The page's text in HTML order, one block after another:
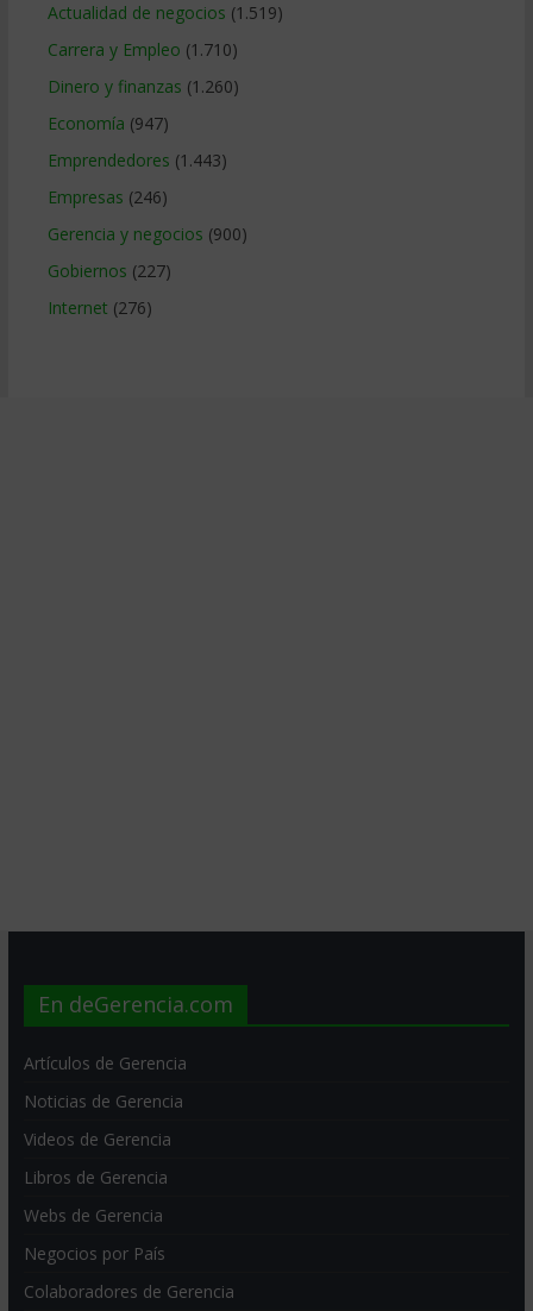
Actualidad de negocios (1.519)
Carrera y Empleo (1.710)
Dinero y finanzas (1.260)
Economía (947)
Emprendedores (1.443)
Empresas (246)
Gerencia y negocios (900)
Gobiernos (227)
Internet (276)
En deGerencia.com
Artículos de Gerencia
Noticias de Gerencia
Videos de Gerencia
Libros de Gerencia
Webs de Gerencia
Negocios por País
Colaboradores de Gerencia